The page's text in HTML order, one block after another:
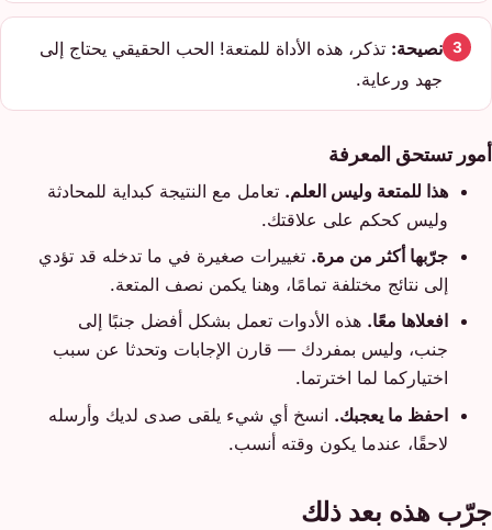
3 نصيحة: تذكر، هذه الأداة للمتعة! الحب الحقيقي يحتاج إلى
جهد ورعاية.
أمور تستحق المعرفة
هذا للمتعة وليس العلم. تعامل مع النتيجة كبداية للمحادثة
وليس كحكم على علاقتك.
جرّبها أكثر من مرة. تغييرات صغيرة في ما تدخله قد تؤدي
إلى نتائج مختلفة تمامًا، وهنا يكمن نصف المتعة.
افعلاها معًا. هذه الأدوات تعمل بشكل أفضل جنبًا إلى
جنب، وليس بمفردك — قارن الإجابات وتحدثا عن سبب
اختياركما لما اخترتما.
احفظ ما يعجبك. انسخ أي شيء يلقى صدى لديك وأرسله
لاحقًا، عندما يكون وقته أنسب.
جرّب هذه بعد ذلك